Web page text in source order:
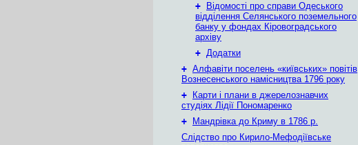
+
Відомості про справи Одеського
відділення Селянського поземельного
банку у фондах Кіровоградського
архіву
+ Додатки
+ Алфавіти поселень «київських» повітів
Вознесенського намісництва 1796 року
+
Карти і плани в джерелознавчих
студіях Лідії Пономаренко
+
Мандрівка до Криму в 1786 р.
Слідство про Кирило-Мефодіївське